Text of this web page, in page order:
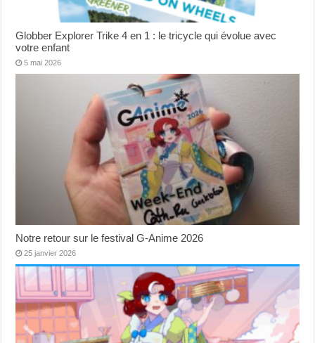
Globber Explorer Trike 4 en 1 : le tricycle qui évolue avec
votre enfant
5 mai 2026
Notre retour sur le festival G-Anime 2026
25 janvier 2026